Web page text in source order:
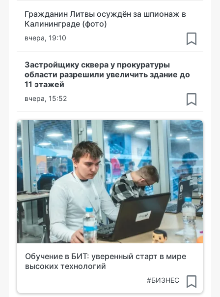
Гражданин Литвы осуждён за шпионаж в
Калининграде (фото)
вчера, 19:10
Застройщику сквера у прокуратуры
области разрешили увеличить здание до
11 этажей
вчера, 15:52
Обучение в БИТ: уверенный старт в мире
высоких технологий
#БИЗНЕС